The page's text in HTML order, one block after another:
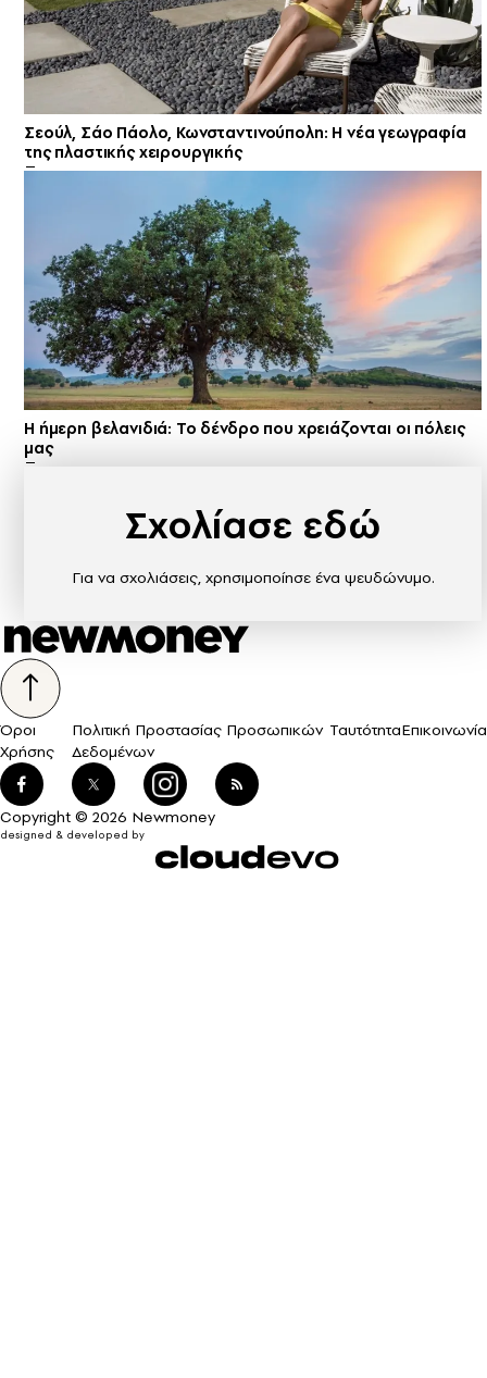
Σεούλ, Σάο Πάολο, Κωνσταντινούπολη: Η νέα γεωγραφία
της πλαστικής χειρουργικής
Η ήμερη βελανιδιά: Το δένδρο που χρειάζονται οι πόλεις
μας
Σχολίασε εδώ
Για να σχολιάσεις, χρησιμοποίησε ένα ψευδώνυμο.
Όροι
Χρήσης
Πολιτική Προστασίας Προσωπικών
Δεδομένων
ΤαυτότηταΕπικοινωνία
Copyright © 2026 Newmoney
designed & developed by